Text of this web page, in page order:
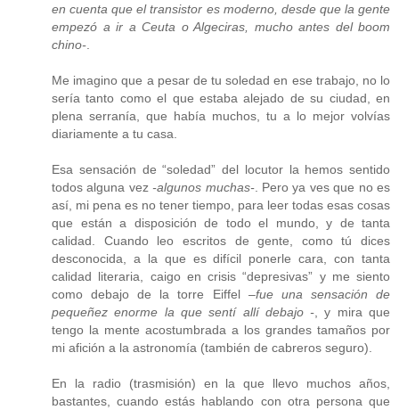
en cuenta que el transistor es moderno, desde que la gente
empezó a ir a Ceuta o Algeciras, mucho antes del boom
chino-
Me imagino que a pesar de tu soledad en ese trabajo, no lo
sería tanto como el que estaba alejado de su ciudad, en
plena serranía, que había muchos, tu a lo mejor volvías
diariamente a tu casa.
Esa sensación de “soledad” del locutor la hemos sentido
todos alguna vez-algunos muchas-. Pero ya ves que no es
así, mi pena es no tener tiempo, para leer todas esas cosas
que están a disposición de todo el mundo, y de tanta
calidad. Cuando leo escritos de gente, como tú dices
desconocida, a la que es difícil ponerle cara, con tanta
calidad literaria, caigo en crisis “depresivas” y me siento
como debajo de la torre Eiffel –fue una sensación de
pequeñez enorme la que sentí allí debajo - , y mira que
tengo la mente acostumbrada a los grandes tamaños por
mi afición a la astronomía (también de cabreros seguro).
En la radio (trasmisión) en la que llevo muchos años,
bastantes, cuando estás hablando con otra persona que